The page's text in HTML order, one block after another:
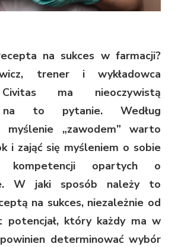
na sukces w farmacji?
trener i wykładowca
ma nieoczywistą
na to pytanie. Według
myślenie „zawodem” warto
i zająć się myśleniem o sobie
kompetencji opartych o
W jaki sposób należy to
na sukces, niezależnie od
potencjał, który każdy ma w
determinować wybór